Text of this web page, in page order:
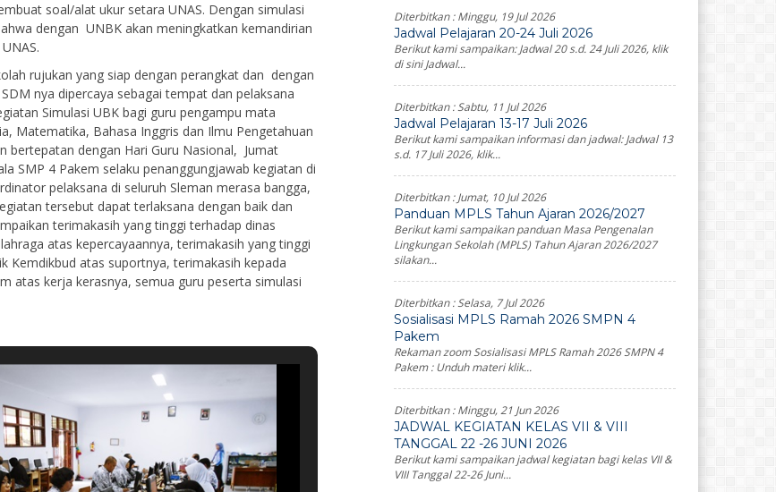
soal/alat ukur setara UNAS. Dengan simulasi
dengan UNBK akan meningkatkan kemandirian
rujukan yang siap dengan perangkat dan dengan
nya dipercaya sebagai tempat dan pelaksana
Simulasi UBK bagi guru pengampu mata
Matematika, Bahasa Inggris dan Ilmu Pengetahuan
bertepatan dengan Hari Guru Nasional, Jumat
SMP 4 Pakem selaku penanggungjawab kegiatan di
pelaksana di seluruh Sleman merasa bangga,
tersebut dapat terlaksana dengan baik dan
terimakasih yang tinggi terhadap dinas
atas kepercayaannya, terimakasih yang tinggi
Kemdikbud atas suportnya, terimakasih kepada
atas kerja kerasnya, semua guru peserta simulasi
Diterbitkan :Minggu, 19 Jul 2026
Jadwal Pelajaran 20-24 Juli 2026
Berikut kami sampaikan: Jadwal 20 s.d. 24 Juli 2026, klik
di sini Jadwal...
Diterbitkan :Sabtu, 11 Jul 2026
Jadwal Pelajaran 13-17 Juli 2026
Berikut kami sampaikan informasi dan jadwal: Jadwal 13
s.d. 17 Juli 2026, klik...
Diterbitkan :Jumat, 10 Jul 2026
Panduan MPLS Tahun Ajaran 2026/2027
Berikut kami sampaikan panduan Masa Pengenalan
Lingkungan Sekolah (MPLS) Tahun Ajaran 2026/2027
silakan...
Diterbitkan :Selasa, 7 Jul 2026
Sosialisasi MPLS Ramah 2026 SMPN 4
Pakem
Rekaman zoom Sosialisasi MPLS Ramah 2026 SMPN 4
Pakem : Unduh materi klik...
Diterbitkan :Minggu, 21 Jun 2026
JADWAL KEGIATAN KELAS VII & VIII
TANGGAL 22 -26 JUNI 2026
Berikut kami sampaikan jadwal kegiatan bagi kelas VII &
VIII Tanggal 22-26 Juni...